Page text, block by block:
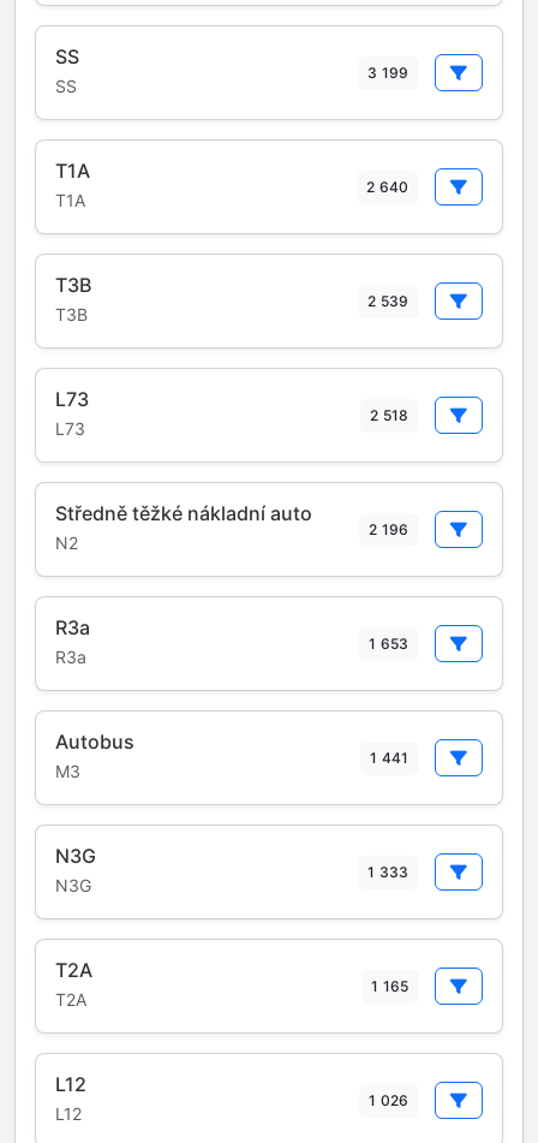
SS
SS
3 199
T1A
T1A
2 640
T3B
T3B
2 539
L73
L73
2 518
Středně těžké nákladní auto
N2
2 196
R3a
R3a
1 653
Autobus
M3
1 441
N3G
N3G
1 333
T2A
T2A
1 165
L12
L12
1 026